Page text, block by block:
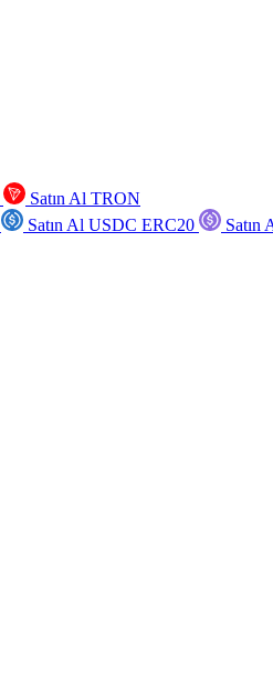
Satın Al TRON
Satın Al USDC ERC20
Satın